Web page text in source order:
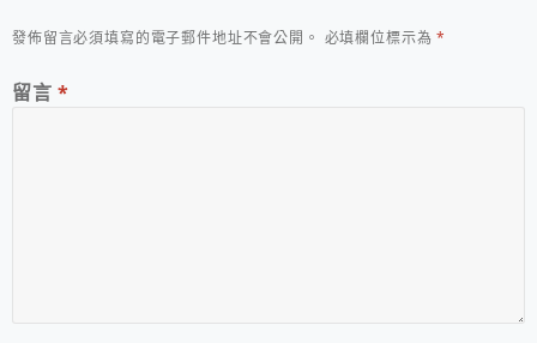
發佈留言必須填寫的電子郵件地址不會公開。 必填欄位標示為*
留言 *